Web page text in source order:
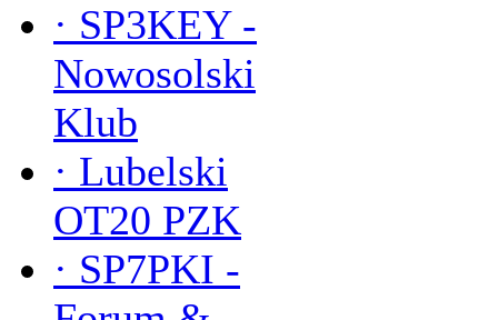
· SP3KEY -
Nowosolski
Klub
· Lubelski
OT20 PZK
· SP7PKI -